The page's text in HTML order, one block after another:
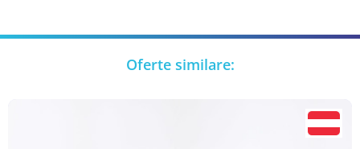
Oferte similare: